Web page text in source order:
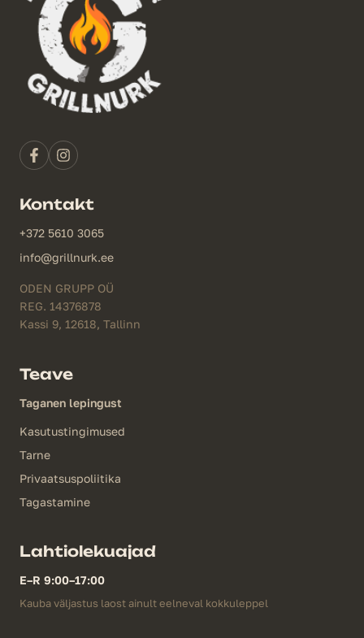
Kontakt
+372 5610 3065
info@grillnurk.ee
ODEN GRUPP OÜ
REG. 14376878
Kassi 9, 12618, Tallinn
Teave
Taganen lepingust
Kasutustingimused
Tarne
Privaatsuspoliitika
Tagastamine
Lahtiolekuajad
E–R 9:00–17:00
Kauba väljastus laost ainult eelneval kokkuleppel